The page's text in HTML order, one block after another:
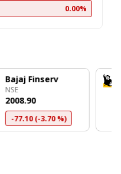
0.00%
Bajaj Finserv
NSE
₹2008.90
-77.10 (-3.70 %)